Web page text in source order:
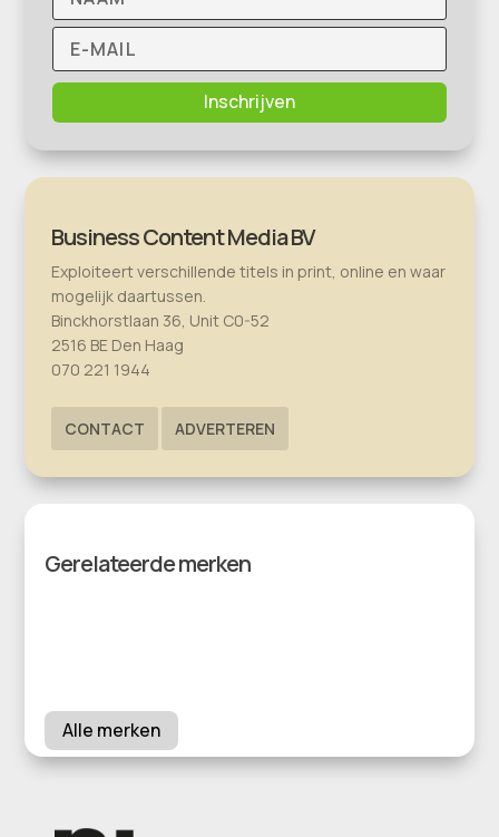
Inschrijven
Business Content Media BV
Exploiteert verschillende titels in print, online en waar
mogelijk daartussen.
Binckhorstlaan 36, Unit C0-52
2516 BE Den Haag
070 221 1944
CONTACT ADVERTEREN
Gerelateerde merken
Alle merken